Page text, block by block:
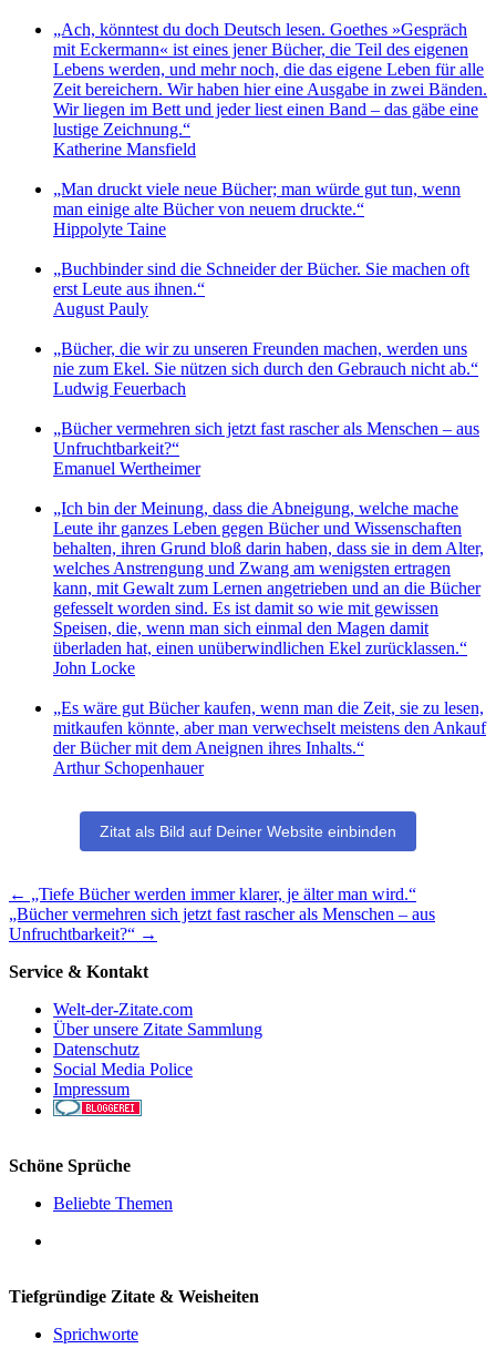
„Ach, könntest du doch Deutsch lesen. Goethes »Gespräch
mit Eckermann« ist eines jener Bücher, die Teil des eigenen
Lebens werden, und mehr noch, die das eigene Leben für alle
Zeit bereichern. Wir haben hier eine Ausgabe in zwei Bänden.
Wir liegen im Bett und jeder liest einen Band – das gäbe eine
lustige Zeichnung.“
Katherine Mansfield
„Man druckt viele neue Bücher; man würde gut tun, wenn
man einige alte Bücher von neuem druckte.“
Hippolyte Taine
„Buchbinder sind die Schneider der Bücher. Sie machen oft
erst Leute aus ihnen.“
August Pauly
„Bücher, die wir zu unseren Freunden machen, werden uns
nie zum Ekel. Sie nützen sich durch den Gebrauch nicht ab.“
Ludwig Feuerbach
„Bücher vermehren sich jetzt fast rascher als Menschen – aus
Unfruchtbarkeit?“
Emanuel Wertheimer
„Ich bin der Meinung, dass die Abneigung, welche mache
Leute ihr ganzes Leben gegen Bücher und Wissenschaften
behalten, ihren Grund bloß darin haben, dass sie in dem Alter,
welches Anstrengung und Zwang am wenigsten ertragen
kann, mit Gewalt zum Lernen angetrieben und an die Bücher
gefesselt worden sind. Es ist damit so wie mit gewissen
Speisen, die, wenn man sich einmal den Magen damit
überladen hat, einen unüberwindlichen Ekel zurücklassen.“
John Locke
„Es wäre gut Bücher kaufen, wenn man die Zeit, sie zu lesen,
mitkaufen könnte, aber man verwechselt meistens den Ankauf
der Bücher mit dem Aneignen ihres Inhalts.“
Arthur Schopenhauer
Zitat als Bild auf Deiner Website einbinden
Weitere
inspirierende
Zitate
zum
← „Tiefe Bücher werden immer klarer, je älter man wird.“
„Bücher vermehren sich jetzt fast rascher als Menschen – aus
Unfruchtbarkeit?“ →
Service & Kontakt
Welt-der-Zitate.com
Über unsere Zitate Sammlung
Datenschutz
Social Media Police
Impressum
Schöne Sprüche
Beliebte Themen
Tiefgründige Zitate & Weisheiten
Sprichworte